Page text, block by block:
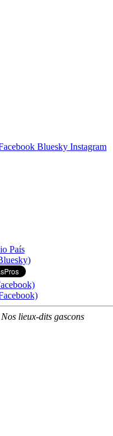
País
Nos lieux-dits gascons